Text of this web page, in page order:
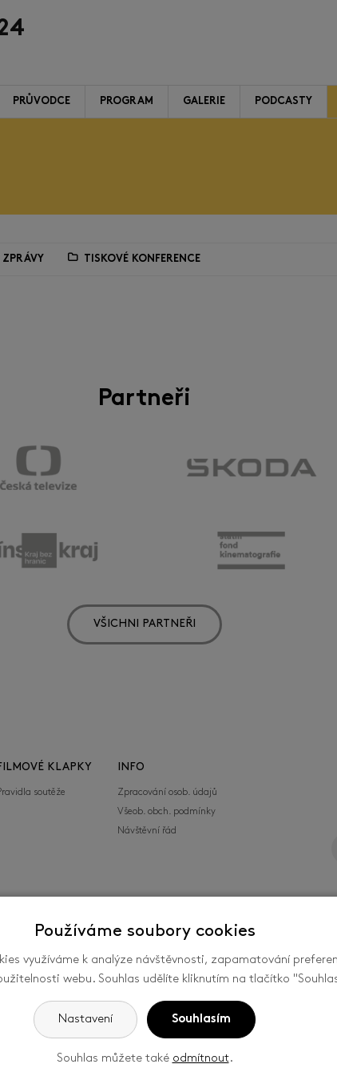
PRŮVODCE PROGRAM GALERIE PODCASTY
ZPRÁVY TISKOVÉ KONFERENCE
Partneři
VŠICHNI PARTNEŘI
KLAPKY
soutěže
INFO
Zpracování osob. údajů
Všeob. obch. podmínky
Návštěvní řád
festival filmů pro děti a mládež ve
Nastavení cookies
Používáme soubory cookies
využíváme k analýze návštěvnosti, zapamatování
webu. Souhlas udělíte kliknutím na tlačítko
Nastavení Souhlasím
Souhlas můžete také odmítnout.